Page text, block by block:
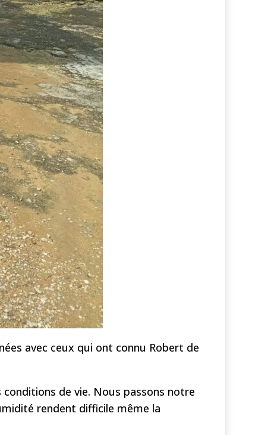
avec ceux qui ont connu Robert de
de vie. Nous passons notre
rendent difficile même la